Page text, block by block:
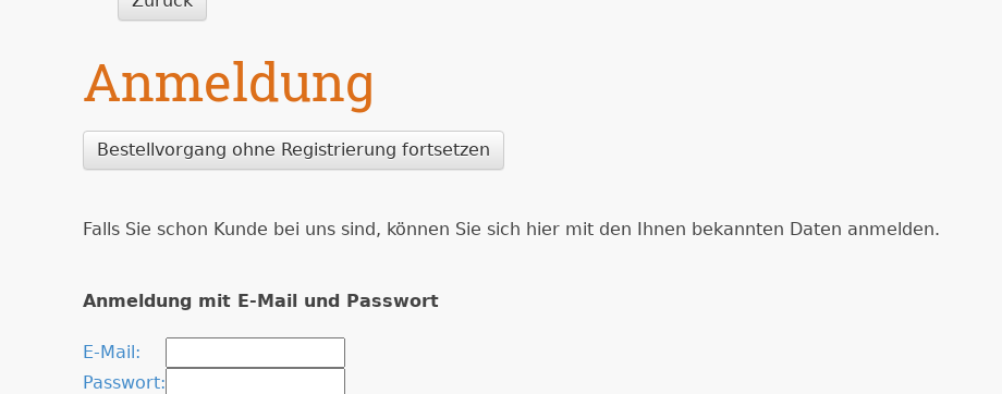
Anmeldung
Bestellvorgang ohne Registrierung fortsetzen
Falls Sie schon Kunde bei uns sind, können Sie sich hier mit den Ihnen bekannten Daten anmelden.
Anmeldung mit E-Mail und Passwort
E-Mail:
Passwort: